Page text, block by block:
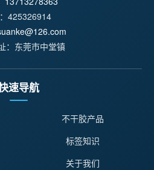
425326914
：东莞市中堂镇
速导航
不干胶产品
标签知识
关于我们